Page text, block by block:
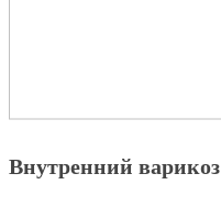
Внутренний варикоз